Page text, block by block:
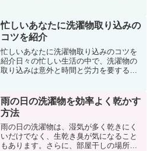
とが可能です。このガイドでは、畳まな
い収納のメリット、必要な...
忙しいあなたに洗濯物取り込みの
コツを紹介
忙しいあなたに洗濯物取り込みのコツを
紹介日々の忙しい生活の中で、洗濯物の
取り込みは意外と時間と労力を要する作
より効率的に行うことが可能です。この
ガイドでは、洗濯物の取り...
雨の日の洗濯物を効率よく乾かす
方法
雨の日の洗濯物は、湿気が多く乾きにく
いだけでなく、生乾き臭が気になること
もあります。さらに、部屋干しの場所確